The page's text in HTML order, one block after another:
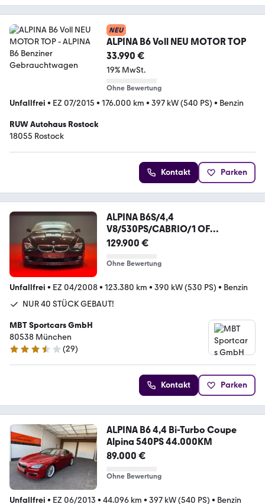
NEU
ALPINA B6 Voll NEU MOTOR TOP
33.990 €
19% MwSt.
Ohne Bewertung
Unfallfrei • EZ 07/2015 • 176.000 km • 397 kW (540 PS) • Benzin
RUW Autohaus Rostock
18055 Rostock
Kontakt Parken
ALPINA B6S/4,4
V8/530PS/CABRIO/1 OF
40/2.HAND/BRD/TOP!!
129.900 €
Ohne Bewertung
Unfallfrei • EZ 04/2008• 123.380 km • 390 kW (530 PS) • Benzin
NUR 40 STÜCK GEBAUT!
MBT Sportcars GmbH
80538 München
3.6 Sterne
(29)
Kontakt Parken
ALPINA B6 4,4 Bi-Turbo Coupe
Alpina 540PS 44.000KM
89.000 €
Ohne Bewertung
Unfallfrei • EZ 06/2013 • 44.096 km • 397 kW (540 PS) • Benzin